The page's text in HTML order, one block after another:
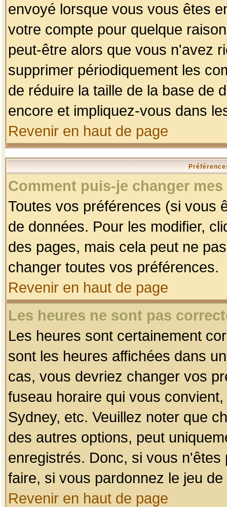
envoyé lorsque vous vous êtes
votre compte pour quelque
peut-être alors que vous n'avez
supprimer périodiquement les
de réduire la taille de la base de
encore et impliquez-vous dans
Revenir en haut de page
Comment puis-je changer
Toutes vos préférences (si vous
de données. Pour les modifier,
des pages, mais cela peut ne
changer toutes vos préférences.
Revenir en haut de page
Les heures ne sont pas
Les heures sont certainement
sont les heures affichées dans
cas, vous devriez changer vos
fuseau horaire qui vous
Sydney, etc. Veuillez noter que
des autres options, peut
enregistrés. Donc, si vous
faire, si vous pardonnez le jeu
Revenir en haut de page